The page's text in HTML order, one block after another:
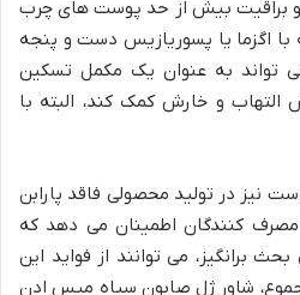
و براقیت بیش از حد پوست های چرب
با اگزما یا پسوریازیس دست و پنجه
تواند به عنوان یک مکمل تسکین
و خارش کمک کند، البته با
نیز در تولید محصولی فاقد پارابن
کنندگان اطمینان می دهد که
برانگیز، می توانند از فواید این
شاور ژل صابون سیاه میس ادن